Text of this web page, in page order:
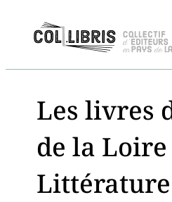
Les livres
de la Loire
Littérature